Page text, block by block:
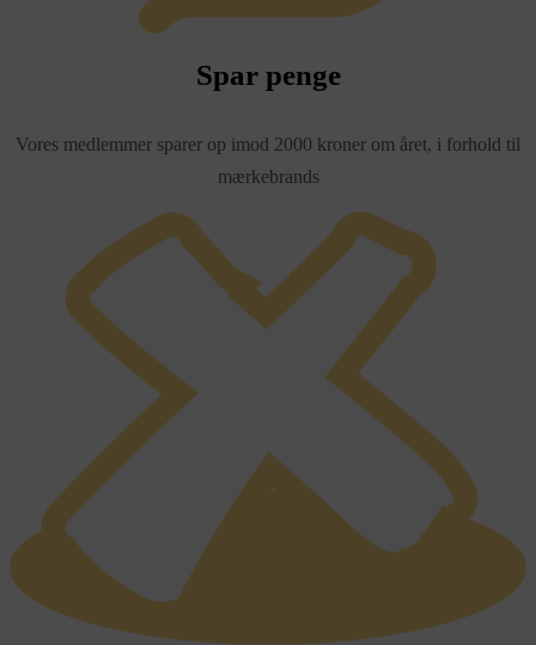
Spar penge
Vores medlemmer sparer op imod 2000 kroner om året, i forhold til
mærkebrands